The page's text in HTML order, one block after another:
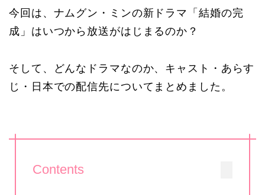
今回は、ナムグン・ミンの新ドラマ「結婚の完
成」はいつから放送がはじまるのか？
そして、どんなドラマなのか、キャスト・あらす
じ・日本での配信先についてまとめました。
Contents